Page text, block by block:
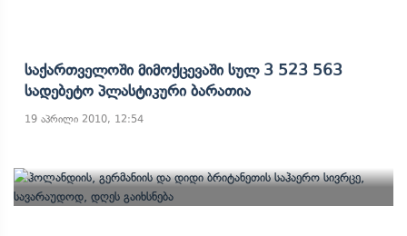
Საქართველოში Მიმოქცევაში Სულ 3 523 563
Სადებეტო Პლასტიკური Ბარათია
19 აპრილი 2010, 12:54